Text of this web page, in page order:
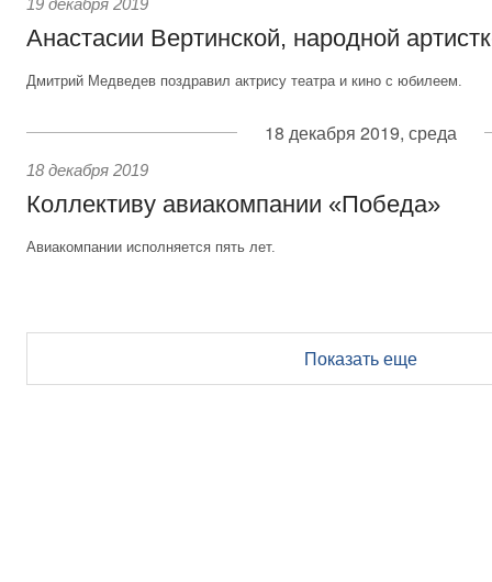
19 декабря 2019
Анастасии Вертинской, народной
Дмитрий Медведев поздравил актрису театра и кино с юбилеем.
18 декабря 2019, среда
18 декабря 2019
Коллективу авиакомпании «Победа»
Авиакомпании исполняется пять лет.
Показать еще